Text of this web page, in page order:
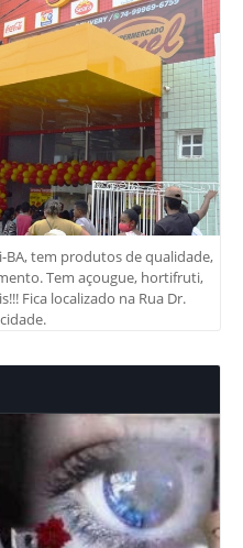
BA, tem produtos de qualidade,
Tem açougue, hortifruti,
Fica localizado na Rua Dr.